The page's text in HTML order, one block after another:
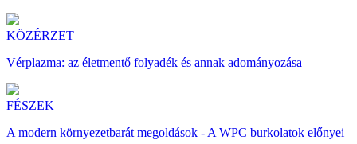
KÖZÉRZET
Vérplazma: az életmentő folyadék és annak adományozása
FÉSZEK
A modern környezetbarát megoldások - A WPC burkolatok előnyei